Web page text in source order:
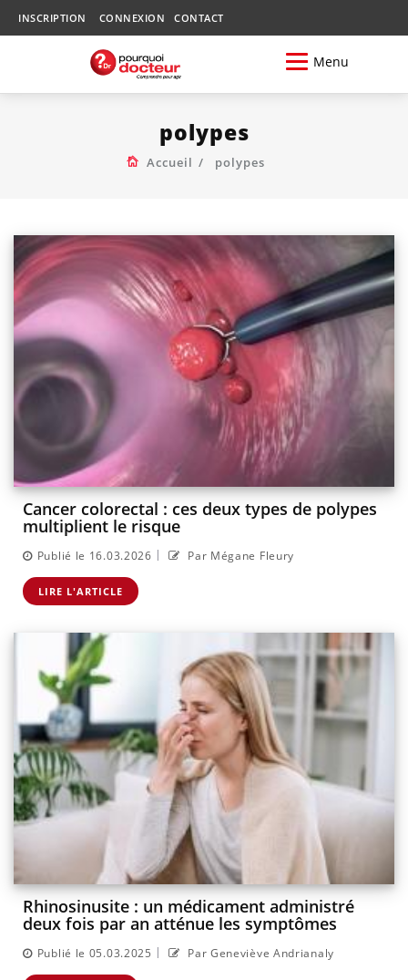
INSCRIPTION CONNEXION CONTACT
Menu
polypes
Accueil polypes
Cancer colorectal : ces deux types de polypes
multiplient le risque
Publié le 16.03.2026 | Par Mégane Fleury
LIRE L'ARTICLE
Rhinosinusite : un médicament administré
deux fois par an atténue les symptômes
Publié le 05.03.2025 | Par Geneviève Andrianaly